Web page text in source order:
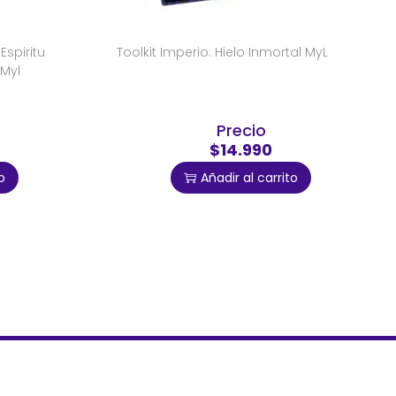
Toolkit Imperio: Hielo Inmortal MyL
Precio
$14.990
Añadir al carrito